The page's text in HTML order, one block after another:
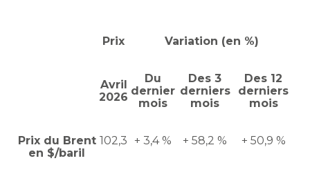
Prix Variation (en %)
Avril
2026
Du
dernier
mois
Des 3
derniers
mois
Des 12
derniers
mois
Prix du Brent
en $/baril
102,3 + 3,4 % + 58,2 % + 50,9 %